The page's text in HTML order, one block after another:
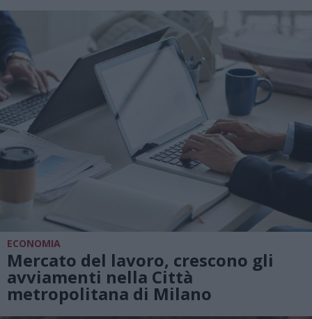
ECONOMIA
Mercato del lavoro, crescono gli
avviamenti nella Città
metropolitana di Milano